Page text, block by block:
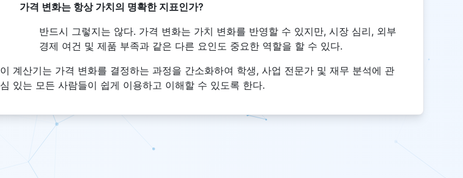
가격 변화는 항상 가치의 명확한 지표인가?
반드시 그렇지는 않다. 가격 변화는 가치 변화를 반영할 수 있지만, 시장 심리, 외부
경제 여건 및 제품 부족과 같은 다른 요인도 중요한 역할을 할 수 있다.
이 계산기는 가격 변화를 결정하는 과정을 간소화하여 학생, 사업 전문가 및 재무 분석에 관
심 있는 모든 사람들이 쉽게 이용하고 이해할 수 있도록 한다.